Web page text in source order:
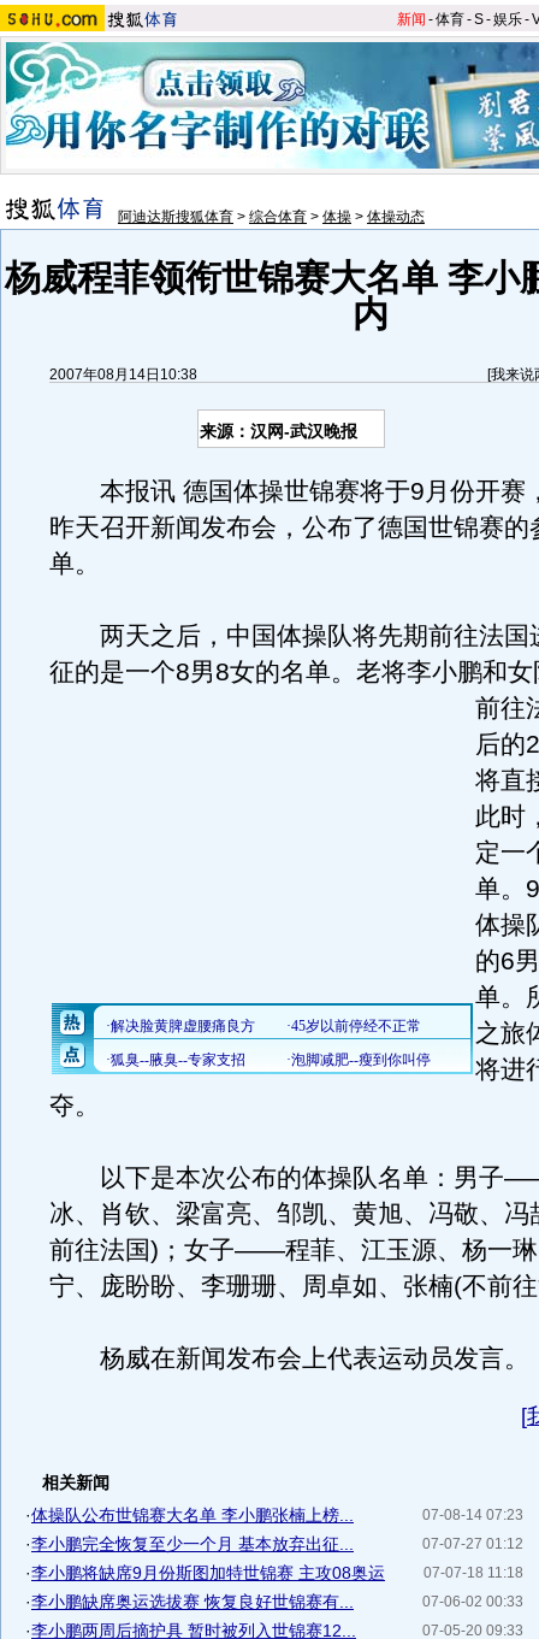
新闻 -体育-S-娱乐-
阿迪达斯搜狐体育 > 综合体育 > 体操 > 体操动态
杨威程菲领衔世锦赛大名单 李小
内
2007年08月14日10:38 [我来说
来源：汉网-武汉晚报
本报讯 德国体操世锦赛将于9月份开赛
昨天召开新闻发布会，公布了德国世锦赛的
单。
两天之后，中国体操队将先期前往法国
征的是一个8男8女的名单。老将李小鹏和
前往
后的
将直
此时
定一
单。
体操
的6
单。
之旅
将进
夺。
以下是本次公布的体操队名单：男子
冰、肖钦、梁富亮、邹凯、黄旭、冯敬、冯
前往法国)；女子——程菲、江玉源、杨一
宁、庞盼盼、李珊珊、周卓如、张楠(不前
杨威在新闻发布会上代表运动员发言。
[
相关新闻
07-08-14 07:23
·体操队公布世锦赛大名单 李小鹏张楠上榜...
07-07-27 01:12
·李小鹏完全恢复至少一个月 基本放弃出征...
07-07-18 11:18
·李小鹏将缺席9月份斯图加特世锦赛 主攻08奥运
07-06-02 00:33
·李小鹏缺席奥运选拔赛 恢复良好世锦赛有...
07-05-20 09:33
·李小鹏两周后摘护具 暂时被列入世锦赛12...